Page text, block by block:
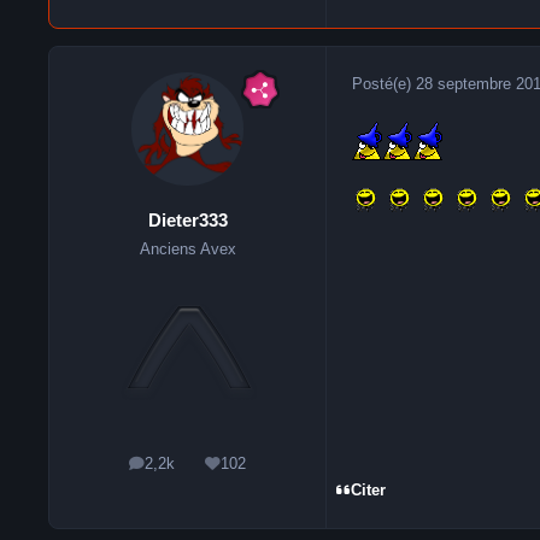
Dieter333
Anciens Avex
2,2k
messages102
Réputation
Posté(e) 28 septembre
Citer